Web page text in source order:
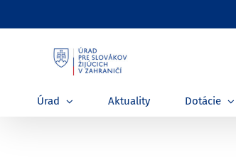
to
Úrad Aktuality Dotácie